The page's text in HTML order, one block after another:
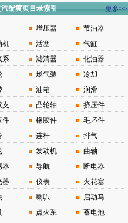
配黄页目录索引 更多>>
增压器
节油器
机
活塞
气缸
系
滤清器
化油器
燃气装
冷却
油箱
润滑
支
凸轮轴
挤压件
件
橡胶件
毛坯件
连杆
排气
发动机
曲轴
器
导航
断电器
器
仪表
火花塞
喇叭
启动马
点火系
蓄电池